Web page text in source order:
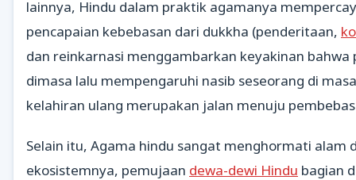
lainnya, Hindu dalam praktik agamanya
pencapaian kebebasan dari dukkha (penderitaan,
dan reinkarnasi menggambarkan keyakinan bahwa
dimasa lalu mempengaruhi nasib seseorang di
kelahiran ulang merupakan jalan menuju
Selain itu, Agama hindu sangat menghormati alam
ekosistemnya, pemujaan dewa-dewi Hindu bagian